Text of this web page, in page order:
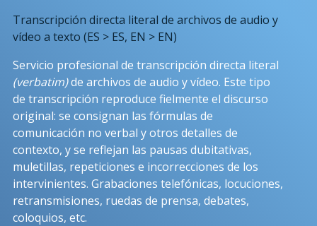
Transcripción directa literal de archivos de audio y
vídeo a texto (ES > ES, EN > EN)
Servicio profesional de transcripción directa literal
(verbatim)de archivos de audio y vídeo. Este tipo
de transcripción reproduce fielmente el discurso
original: se consignan las fórmulas de
comunicación no verbal y otros detalles de
contexto, y se reflejan las pausas dubitativas,
muletillas, repeticiones e incorrecciones de los
intervinientes. Grabaciones telefónicas, locuciones,
retransmisiones, ruedas de prensa, debates,
coloquios, etc.